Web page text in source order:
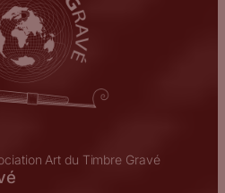
Art du Timbre Gravé